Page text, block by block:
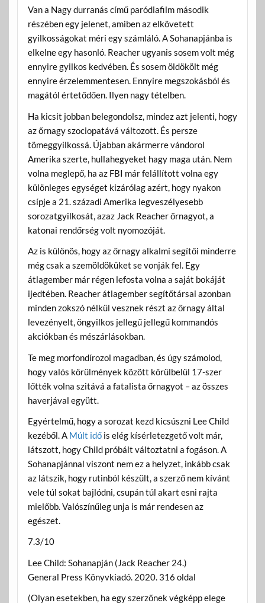
Van a Nagy durranás című paródiafilm második
részében egy jelenet, amiben az elkövetett
gyilkosságokat méri egy számláló. A Sohanapjánba is
elkelne egy hasonló. Reacher ugyanis sosem volt még
ennyire gyilkos kedvében. És sosem öldökölt még
ennyire érzelemmentesen. Ennyire megszokásból és
magától értetődően. Ilyen nagy tételben.
Ha kicsit jobban belegondolsz, mindez azt jelenti, hogy
az őrnagy szociopatává változott. És persze
tömeggyilkossá. Újabban akármerre vándorol
Amerika szerte, hullahegyeket hagy maga után. Nem
volna meglepő, ha az FBI már felállított volna egy
különleges egységet kizárólag azért, hogy nyakon
csípje a 21. századi Amerika legveszélyesebb
sorozatgyilkosát, azaz Jack Reacher őrnagyot, a
katonai rendőrség volt nyomozóját.
Az is különös, hogy az őrnagy alkalmi segítői minderre
még csak a szemöldöküket se vonják fel. Egy
átlagember már régen lefosta volna a saját bokáját
ijedtében. Reacher átlagember segítőtársai azonban
minden zokszó nélkül vesznek részt az őrnagy által
levezényelt, öngyilkos jellegű jellegű kommandós
akciókban és mészárlásokban.
Te meg morfondírozol magadban, és úgy számolod,
hogy valós körülmények között körülbelül 17-szer
lőtték volna szitává a fatalista őrnagyot – az összes
haverjával együtt.
Egyértelmű, hogy a sorozat kezd kicsúszni Lee Child
kezéből. A Múlt időis elég kísérletezgető volt már,
látszott, hogy Child próbált változtatni a fogáson. A
Sohanapjánnal viszont nem ez a helyzet, inkább csak
az látszik, hogy rutinból készült, a szerző nem kívánt
vele túl sokat bajlódni, csupán túl akart esni rajta
mielőbb. Valószínűleg unja is már rendesen az
egészet.
7.3/10
Lee Child: Sohanapján (Jack Reacher 24.)
General Press Könyvkiadó. 2020. 316 oldal
(Olyan esetekben, ha egy szerzőnek végképp elege